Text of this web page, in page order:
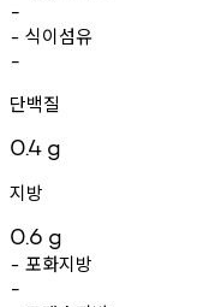
-
- 식이섬유
-
단백질
0.4 g
지방
0.6 g
- 포화지방
-